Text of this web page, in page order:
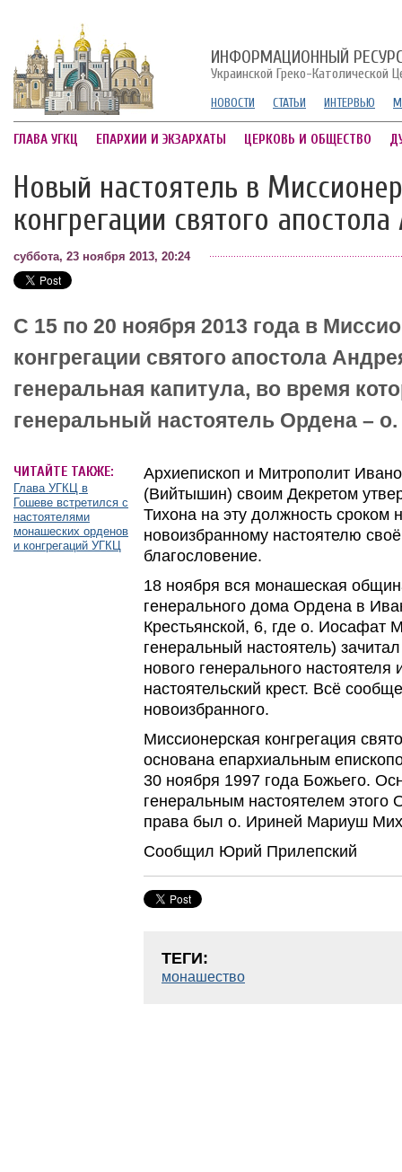
ИНФОРМАЦИОННЫЙ
Украинской Греко-Католической
НОВОСТИ СТАТЬИ ИНТЕРВЬЮ
ГЛАВА УГКЦ ЕПАРХИИ И ЭКЗАРХАТЫ ЦЕРКОВЬ И ОБЩЕСТВО
Новый настоятель в
конгрегации святого
суббота, 23 ноября 2013, 20:24
С 15 по 20 ноября 2013 года в
конгрегации святого апостола
генеральная капитула, во время
генеральный настоятель Ордена –
ЧИТАЙТЕ ТАКЖЕ:
Глава УГКЦ в
Гошеве встретился с
настоятелями
монашеских орденов
и конгрегаций УГКЦ
Архиепископ и Митрополит
(Вийтышин) своим Декретом
Тихона на эту должность сроком
новоизбранному настоятелю
благословение.
18 ноября вся монашеская
генерального дома Ордена в
Крестьянской, 6, где о.
генеральный настоятель)
нового генерального
настоятельский крест. Всё
новоизбранного.
Миссионерская конгрегация
основана епархиальным
30 ноября 1997 года Божьего.
генеральным настоятелем этого
права был о. Ириней Мариуш
Сообщил Юрий Прилепский
ТЕГИ:
монашество